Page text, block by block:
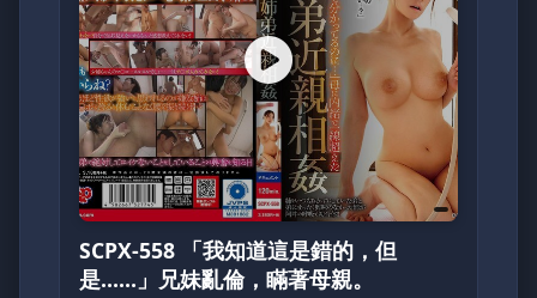
SCPX-558 「我知道這是錯的，但
是……」兄妹亂倫，瞞著母親。